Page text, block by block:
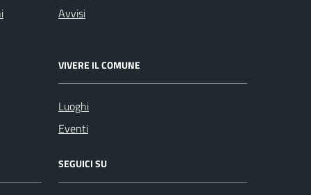
Avvisi
VIVERE IL COMUNE
Luoghi
Eventi
SEGUICI SU